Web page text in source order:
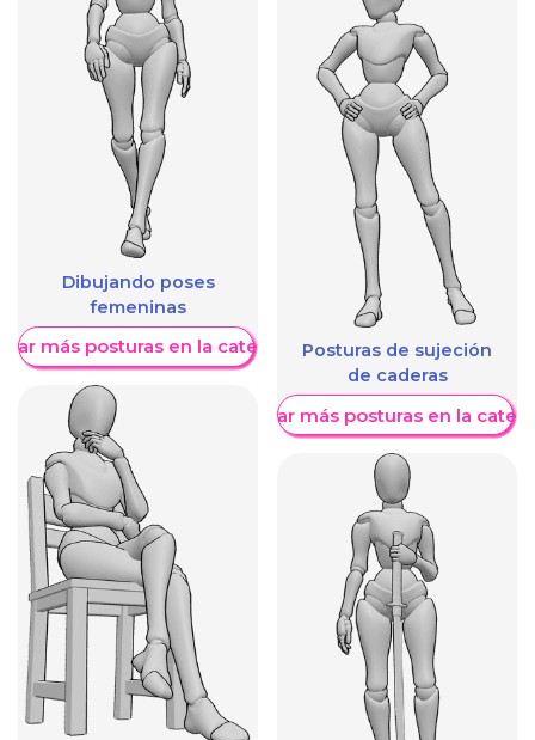
Dibujando poses
femeninas
más posturas en la categoríaPosturas de sujeción
de caderas
Mostrar más posturas en la